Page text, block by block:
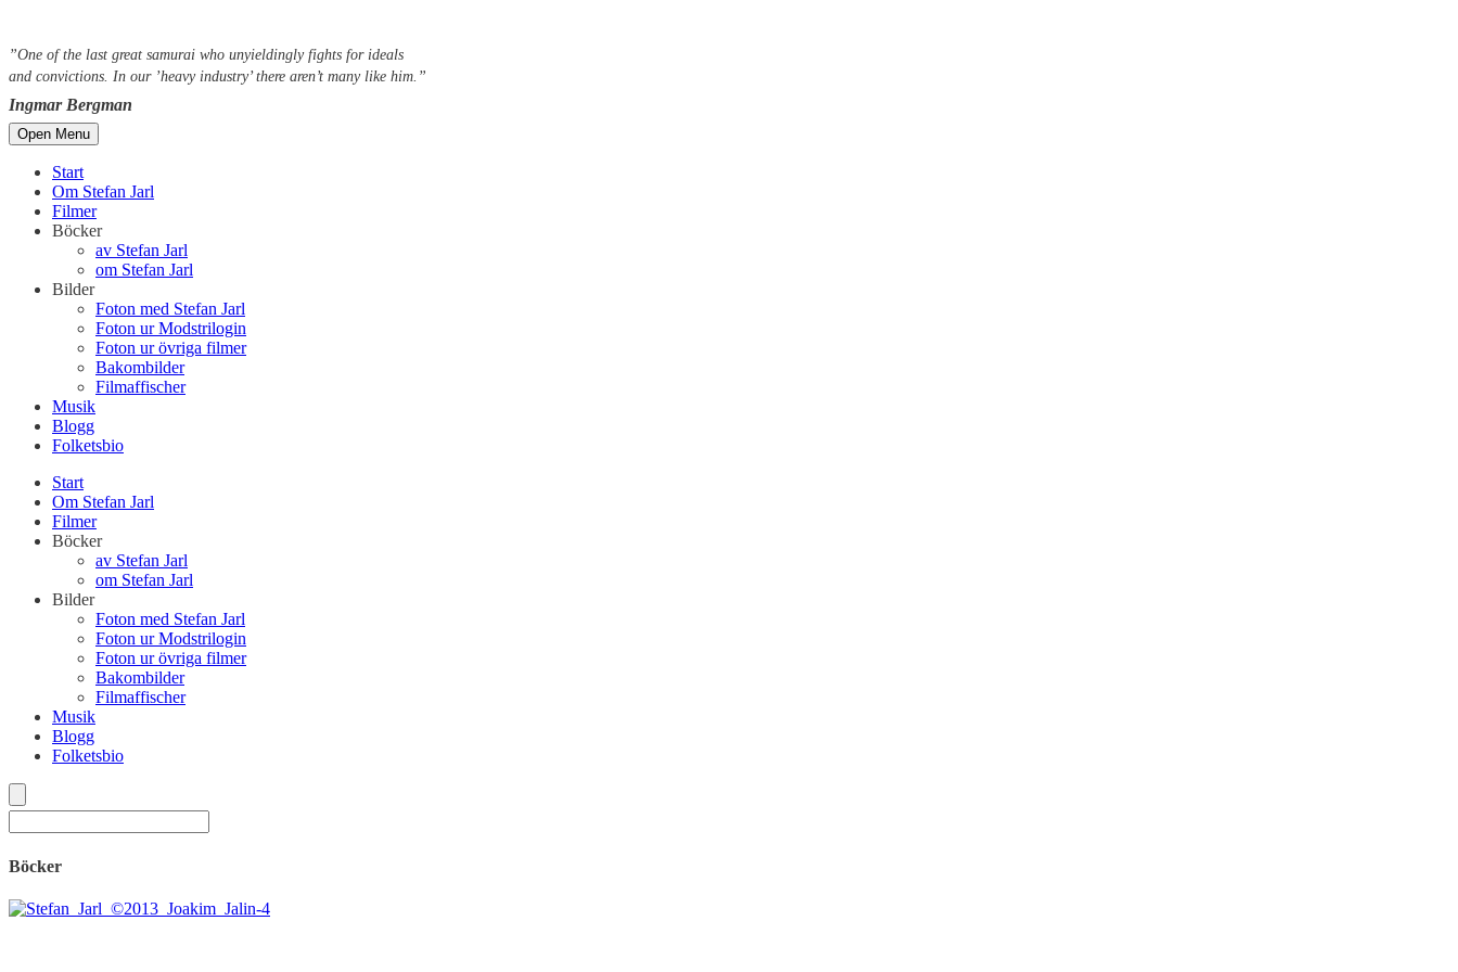
”One of the last great samurai who unyieldingly fights for ideals
and convictions. In our ’heavy industry’ there aren’t many like him.”
Ingmar Bergman
Open Menu
Start
Om Stefan Jarl
Filmer
Böcker
av Stefan Jarl
om Stefan Jarl
Bilder
Foton med Stefan Jarl
Foton ur Modstrilogin
Foton ur övriga filmer
Bakombilder
Filmaffischer
Musik
Blogg
Folketsbio
Start
Om Stefan Jarl
Filmer
Böcker
av Stefan Jarl
om Stefan Jarl
Bilder
Foton med Stefan Jarl
Foton ur Modstrilogin
Foton ur övriga filmer
Bakombilder
Filmaffischer
Musik
Blogg
Folketsbio
Böcker